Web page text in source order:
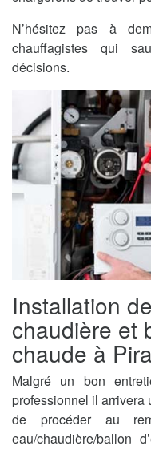
N’hésitez pas à
chauffagistes qui
décisions.
Installation
chaudière et
chaude à
Malgré un bon
professionnel il arrivera
de procéder au
eau/chaudière/ballon